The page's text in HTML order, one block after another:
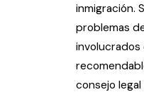
inmigración.
problemas
involucrados
consejo